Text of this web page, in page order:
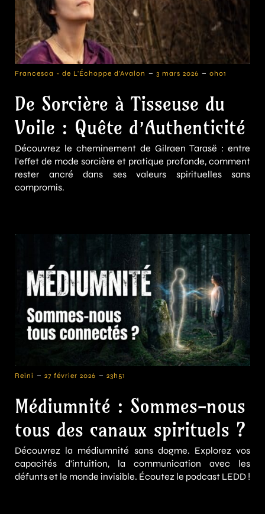
Francesca - de L'Échoppe d'Avalon - 3 mars 2026 - 0h01
De Sorcière à Tisseuse du
Voile : Quête d’Authenticité
Découvrez le cheminement de Gilraen Tarasë : entre
l'effet de mode sorcière et pratique profonde, comment
rester ancré dans ses valeurs spirituelles sans
compromis.
Reini - 27 février 2026 - 23h51
Médiumnité : Sommes-nous
tous des canaux spirituels ?
Découvrez la médiumnité sans dogme. Explorez vos
capacités d'intuition, la communication avec les
défunts et le monde invisible. Écoutez le podcast LEDD !